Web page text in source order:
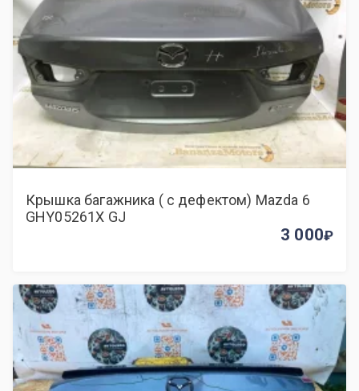
Крышка багажника ( с дефектом) Mazda 6
GHY05261X GJ
3 000